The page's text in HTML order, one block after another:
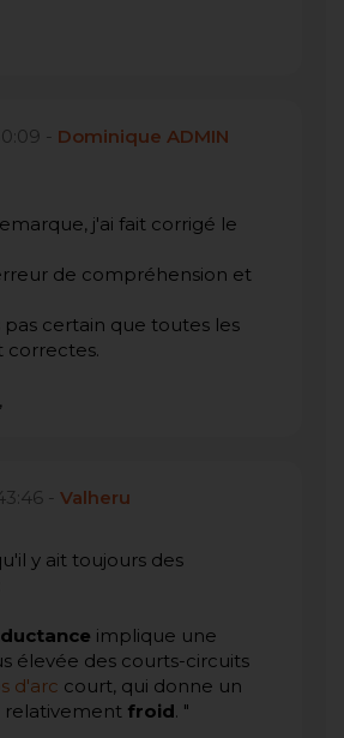
- Dominique ADMIN
j'ai fait corrigé le
de compréhension et
pas certain que toutes les
correctes.
- Valheru
y ait toujours des
implique une
élevée des courts-circuits
d'arc court, qui donne un
relativement froid. "